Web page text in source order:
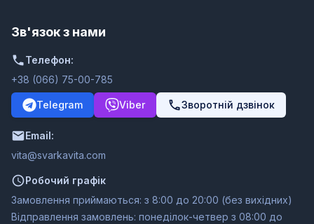
Зв'язок з нами
Телефон:
+38 (066) 75-00-785
Telegram Viber Зворотній дзвінок
Email:
moc.ativakravs@ativ
Робочий графік
Замовлення приймаються: з 8:00 до 20:00 (без вихідних)
Відправлення замовлень: понеділок-четвер з 08:00 до